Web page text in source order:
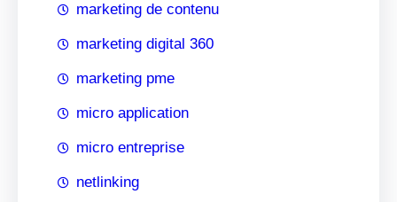
marketing de contenu
marketing digital 360
marketing pme
micro application
micro entreprise
netlinking